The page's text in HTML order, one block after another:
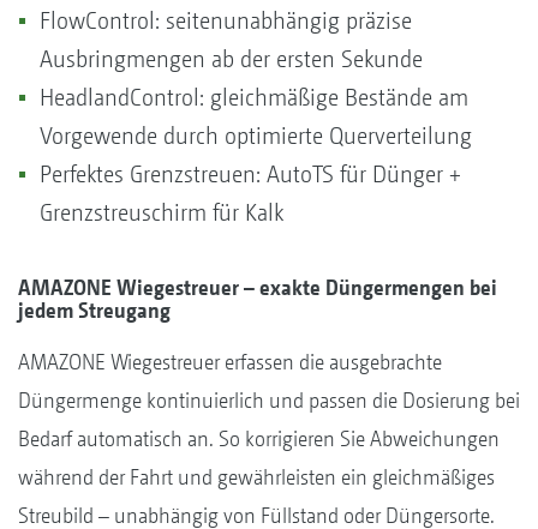
FlowControl: seitenunabhängig präzise
Ausbringmengen ab der ersten Sekunde
HeadlandControl: gleichmäßige Bestände am
Vorgewende durch optimierte Querverteilung
Perfektes Grenzstreuen: AutoTS für Dünger +
Grenzstreuschirm für Kalk
AMAZONE Wiegestreuer – exakte Düngermengen bei
jedem Streugang
AMAZONE Wiegestreuer erfassen die ausgebrachte
Düngermenge kontinuierlich und passen die Dosierung bei
Bedarf automatisch an. So korrigieren Sie Abweichungen
während der Fahrt und gewährleisten ein gleichmäßiges
Streubild – unabhängig von Füllstand oder Düngersorte.